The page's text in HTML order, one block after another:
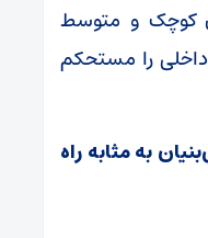
کوچک و متوسط
را مستحکم
به مثابه راه